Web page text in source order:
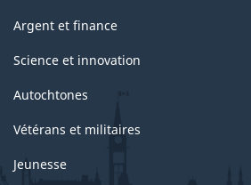
Argent et finance
Science et innovation
Autochtones
Vétérans et militaires
Jeunesse